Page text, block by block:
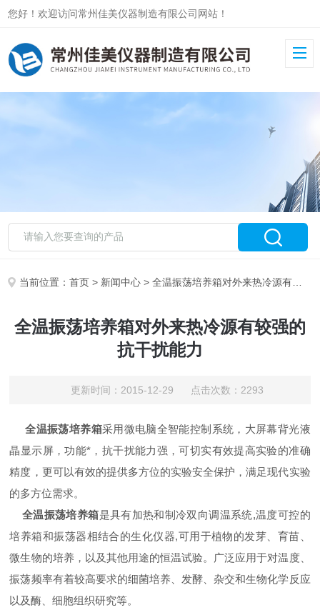
您好！欢迎访问常州佳美仪器制造有限公司网站！
当前位置：首页 > 新闻中心 > 全温振荡培养箱对外来热冷源有较强的抗干扰能力
全温振荡培养箱对外来热冷源有较强的
抗干扰能力
更新时间：2015-12-29 点击次数：2293
全温振荡培养箱采用微电脑全智能控制系统，大屏幕背光液
晶显示屏，功能*，抗干扰能力强，可切实有效提高实验的准确
精度，更可以有效的提供多方位的实验安全保护，满足现代实验
的多方位需求。
全温振荡培养箱是具有加热和制冷双向调温系统,温度可控的
培养箱和振荡器相结合的生化仪器,可用于植物的发芽、育苗、
微生物的培养，以及其他用途的恒温试验。广泛应用于对温度、
振荡频率有着较高要求的细菌培养、发酵、杂交和生物化学反应
以及酶、细胞组织研究等。